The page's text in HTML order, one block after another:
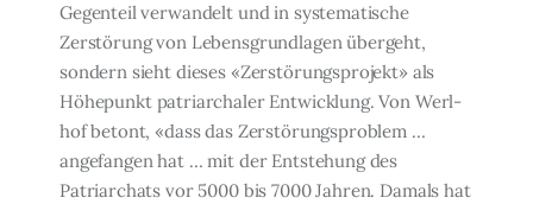
Gegenteil verwandelt und in systematische
Zerstörung von Lebensgrundlagen übergeht,
sondern sieht dieses «Zerstörungsprojekt» als
Höhepunkt patriarchaler Entwicklung. Von Werl­
hof betont, «dass das Zerstörungsproblem …
angefangen hat … mit der Entstehung des
Patriarchats vor 5000 bis 7000 Jahren. Damals hat